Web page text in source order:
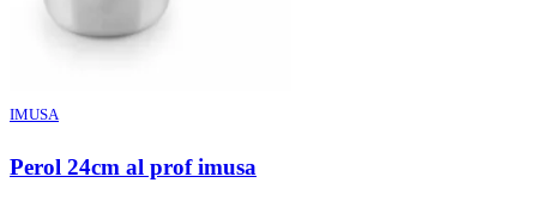
IMUSA
Perol 24cm al prof imusa